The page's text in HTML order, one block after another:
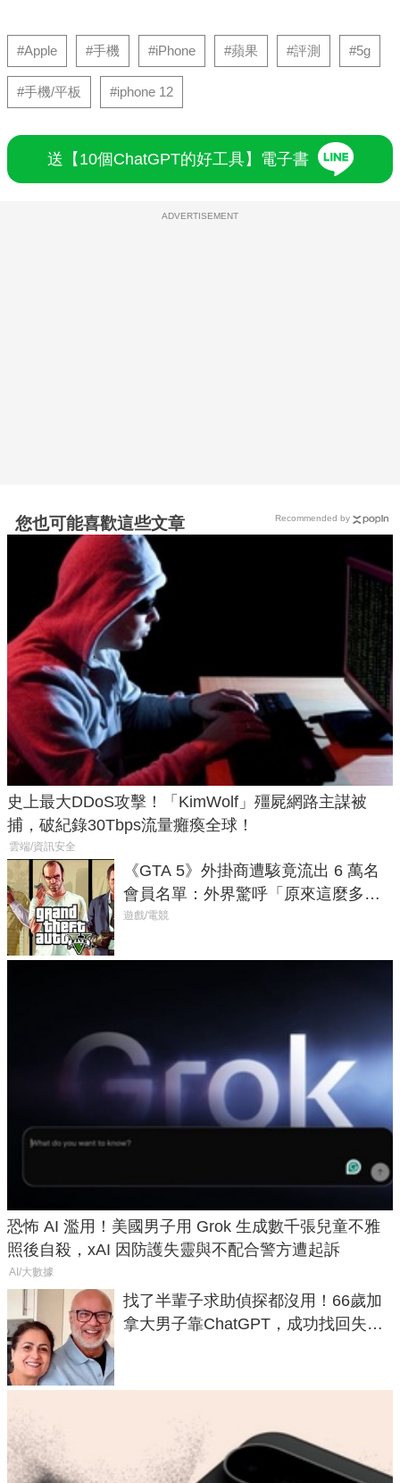
#Apple #手機 #iPhone #蘋果 #評測 #5g
#手機/平板 #iphone 12
送【10個ChatGPT的好工具】電子書
ADVERTISEMENT
您也可能喜歡這些文章
史上最大DDoS攻擊！「KimWolf」殭屍網路主謀被
捕，破紀錄30Tbps流量癱瘓全球！
雲端/資訊安全
《GTA 5》外掛商遭駭竟流出 6 萬名
會員名單：外界驚呼「原來這麼多人
在開掛！」
遊戲/電競
恐怖 AI 濫用！美國男子用 Grok 生成數千張兒童不雅
照後自殺，xAI 因防護失靈與不配合警方遭起訴
AI/大數據
找了半輩子求助偵探都沒用！66歲加
拿大男子靠ChatGPT，成功找回失散
Recommended by